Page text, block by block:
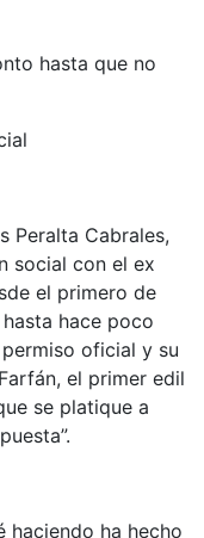
hasta que no
Peralta Cabrales,
social con el ex
el primero de
hace poco
oficial y su
el primer edil
se platique a
ha hecho